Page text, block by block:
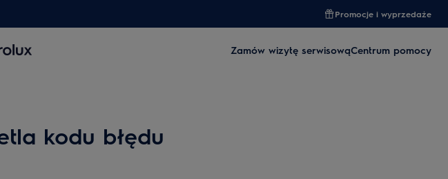
Promocje i wyprzedaże
Zamów wizytę serwisowąCentrum pomocy
kodu błędu